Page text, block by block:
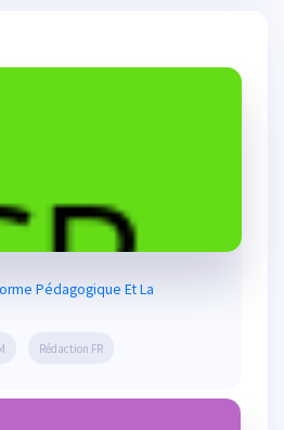
Pédagogique Et La
Rédaction FR